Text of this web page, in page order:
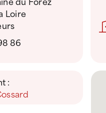
Loire
86
: